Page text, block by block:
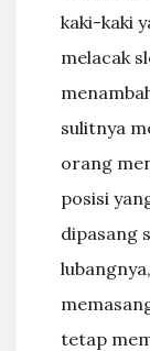
kaki-kaki
melacak
sulitnya
orang
posisi
dipasang
tetap